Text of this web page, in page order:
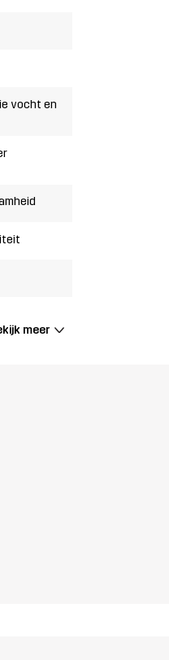
vocht en
meer